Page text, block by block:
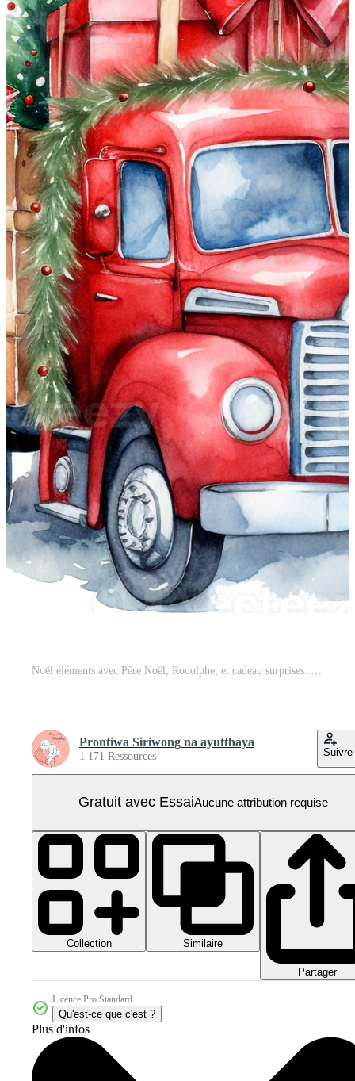
Prontiwa Siriwong na ayutthaya
1 171 Ressources Suivre
Gratuit avec EssaiAucune attribution requise
Collection Similaire
Partager
Licence Pro Standard
Qu'est-ce que c'est ?
Plus d'infos